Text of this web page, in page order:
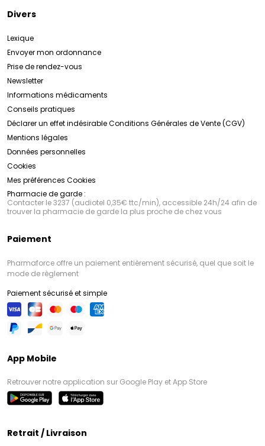
Divers
Lexique
Envoyer mon ordonnance
Prise de rendez-vous
Newsletter
Informations médicaments
Conseils pratiques
Déclarer un effet indésirableConditions Générales de Vente (CGV)
Mentions légales
Données personnelles
Cookies
Mes préférences Cookies
Pharmacie de garde :
Contacter le 3237 (audiotel 0,35€ ttc/min), accessible 24h/24 afin de
trouver la pharmacie de garde la plus proche de chez vous
Paiement
Pharmaforce offre un paiement entièrement sécurisé, quel que soit le
mode de règlement
Paiement sécurisé et simple
App Mobile
Retrouver notre application sur Google Play et App Store
Retrait / Livraison